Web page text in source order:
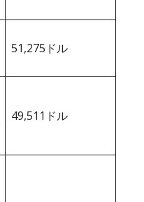
51,275ドル
49,511ドル